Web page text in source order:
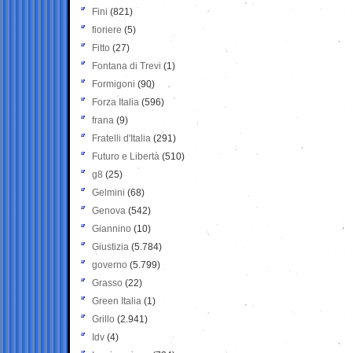
Fini (821)
fioriere (5)
Fitto (27)
Fontana di Trevi (1)
Formigoni (90)
Forza Italia (596)
frana (9)
Fratelli d'Italia (291)
Futuro e Libertà (510)
g8 (25)
Gelmini (68)
Genova (542)
Giannino (10)
Giustizia (5.784)
governo (5.799)
Grasso (22)
Green Italia (1)
Grillo (2.941)
Idv (4)